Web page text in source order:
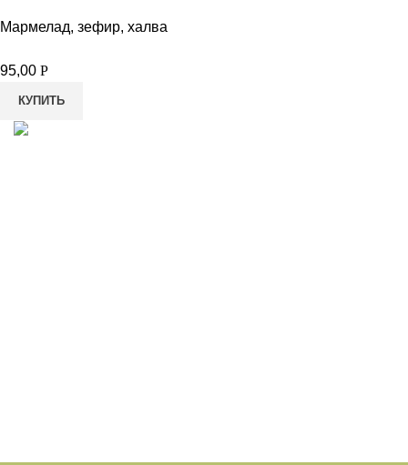
Мармелад, зефир, халва
95,00 Р
КУПИТЬ